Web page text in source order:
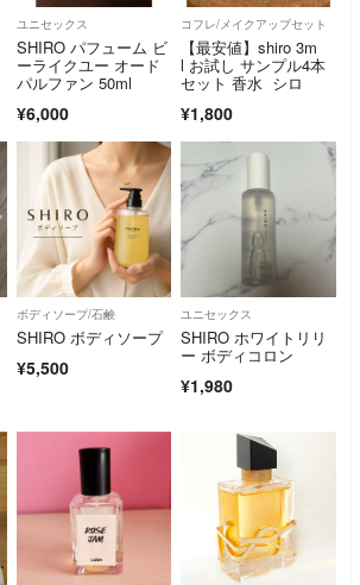
ユニセックス
SHIRO パフューム ビ
ーライクユー オード
パルファン 50ml
¥6,000
コフレ/メイクアップセット
【最安値】shiro 3m
l お試し サンプル4本
セット 香水 シロ
¥1,800
ボディソープ/石鹸
SHIRO ボディソープ
¥5,500
ユニセックス
SHIRO ホワイトリリ
ー ボディコロン
¥1,980